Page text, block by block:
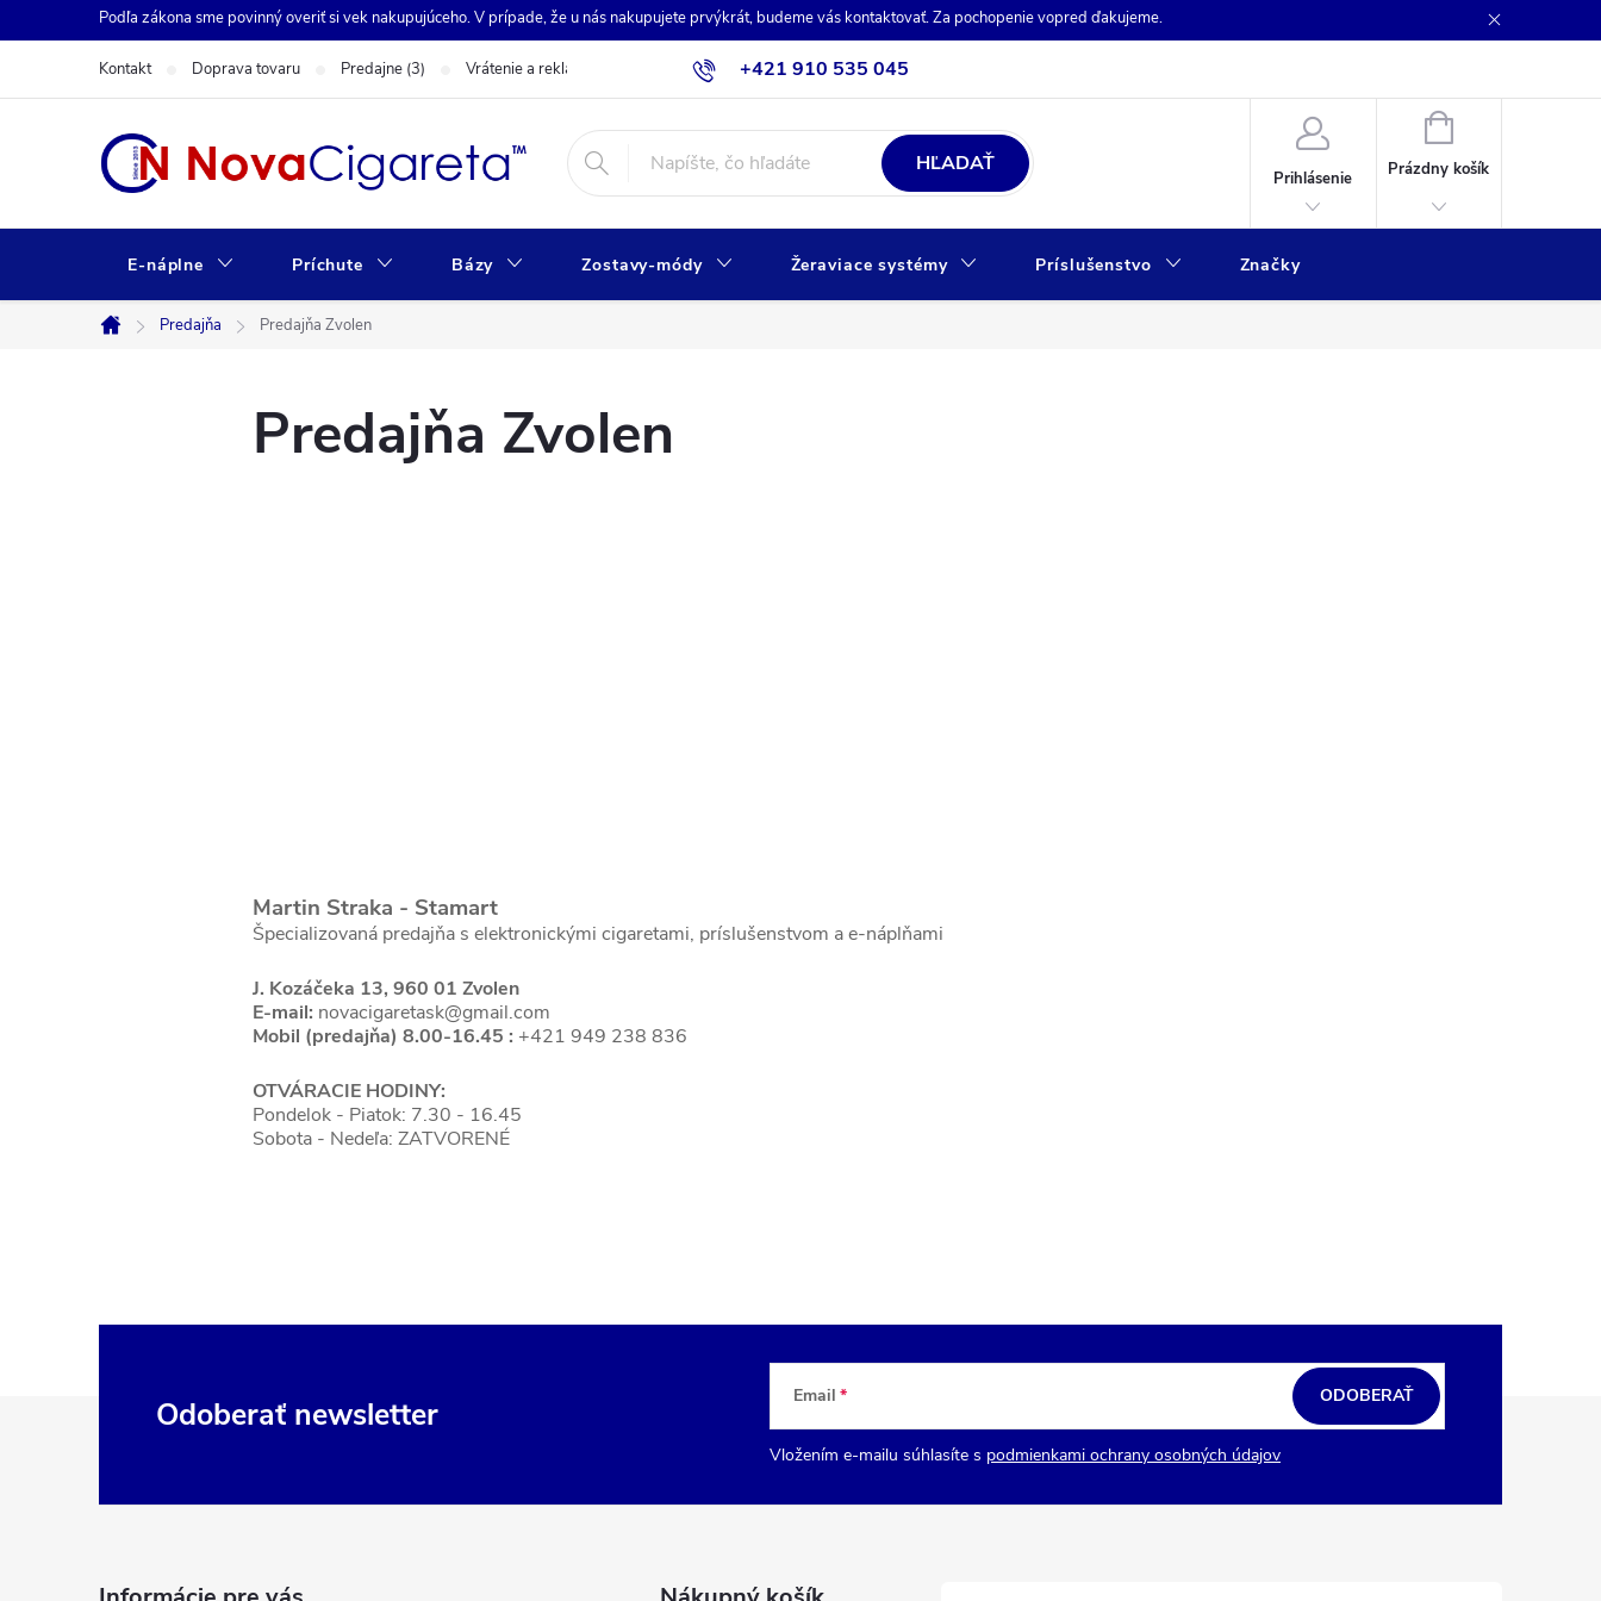
na
Podľa zákona sme povinný overiť si vek nakupujúceho. V prípade, že u nás nakupujete prvýkrát, budeme vás kontaktovať. Za pochopenie vopred ďakujeme.
+421 910 535 045
Kontakt Doprava tovaru Predajne (3) Vrátenie a reklamácia Obchodné podmienky Ochrana osobných údajov
HĽADAŤ
Prihlásenie
NÁKUPNÝ
KOŠÍK
Prázdny košík
E-náplne Príchute Bázy Zostavy-módy Žeraviace systémy Príslušenstvo Značky
Domov
Predajňa Predajňa Zvolen
Predajňa Zvolen
Martin Straka - Stamart
Špecializovaná predajňa s elektronickými cigaretami, príslušenstvom a e-náplňami
J. Kozáčeka 13, 960 01 Zvolen
E-mail: novacigaretask@gmail.com
Mobil (predajňa) 8.00-16.45 : +421 949 238 836
OTVÁRACIE HODINY:
Pondelok - Piatok: 7.30 - 16.45
Sobota - Nedeľa: ZATVORENÉ
Odoberať newsletter Email
Vložením e-mailu súhlasíte s podmienkami ochrany osobných údajov
ODOBERAŤ